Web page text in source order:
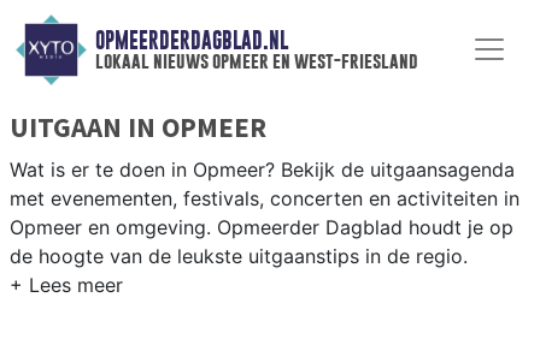
OPMEERDERDAGBLAD.NL
lokaal nieuws opmeer en west-friesland
UITGAAN IN OPMEER
Wat is er te doen in Opmeer? Bekijk de uitgaansagenda
met evenementen, festivals, concerten en activiteiten in
Opmeer en omgeving. Opmeerder Dagblad houdt je op
de hoogte van de leukste uitgaanstips in de regio.